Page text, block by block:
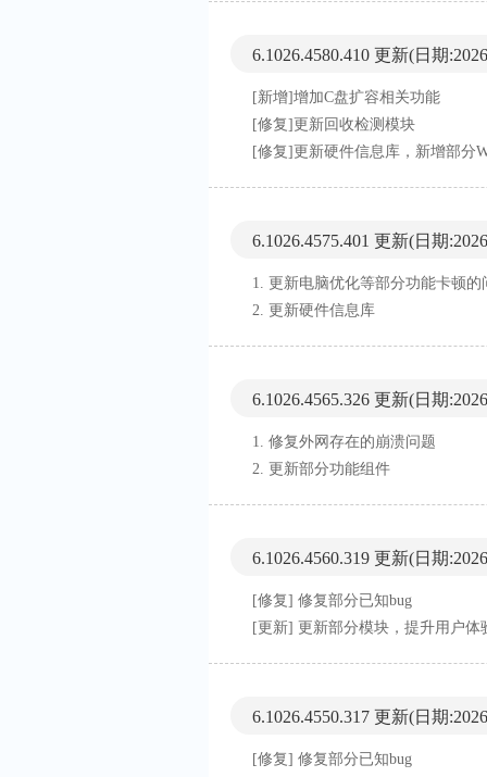
6.1026.4580.410 更新(日期
[新增]增加C盘扩容相关功能
[修复]更新回收检测模块
[修复]更新硬件信息库，新增部分
6.1026.4575.401 更新(日期
1. 更新电脑优化等部分功能卡顿的
2. 更新硬件信息库
6.1026.4565.326 更新(日期
1. 修复外网存在的崩溃问题
2. 更新部分功能组件
6.1026.4560.319 更新(日期
[修复] 修复部分已知bug
[更新] 更新部分模块，提升用户体
6.1026.4550.317 更新(日期
[修复] 修复部分已知bug